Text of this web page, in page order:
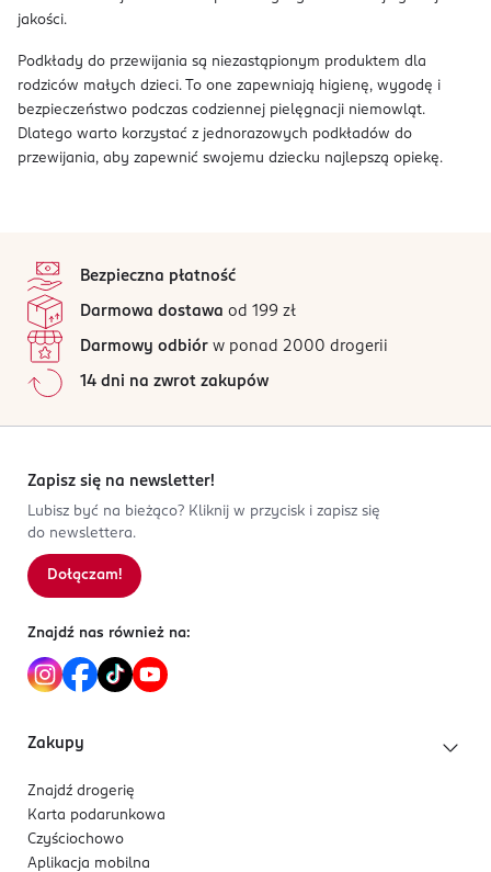
jakości.
Podkłady do przewijania są niezastąpionym produktem dla
rodziców małych dzieci. To one zapewniają higienę, wygodę i
bezpieczeństwo podczas codziennej pielęgnacji niemowląt.
Dlatego warto korzystać z jednorazowych podkładów do
przewijania, aby zapewnić swojemu dziecku najlepszą opiekę.
Bezpieczna płatność
Darmowa dostawa od 199 zł
Darmowy odbiór w ponad 2000 drogerii
14 dni na zwrot zakupów
Zapisz się na newsletter!
Lubisz być na bieżąco? Kliknij w przycisk i zapisz się
do newslettera.
Dołączam!
Znajdź nas również na:
Zakupy
Znajdź drogerię
Karta podarunkowa
Czyściochowo
Aplikacja mobilna